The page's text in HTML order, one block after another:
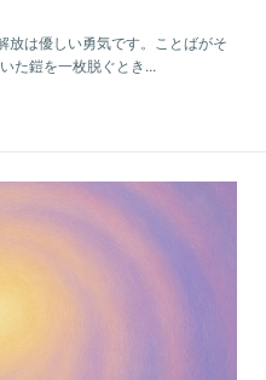
放は優しい勇気です。ことばがそ
た鎧を一枚脱ぐとき...